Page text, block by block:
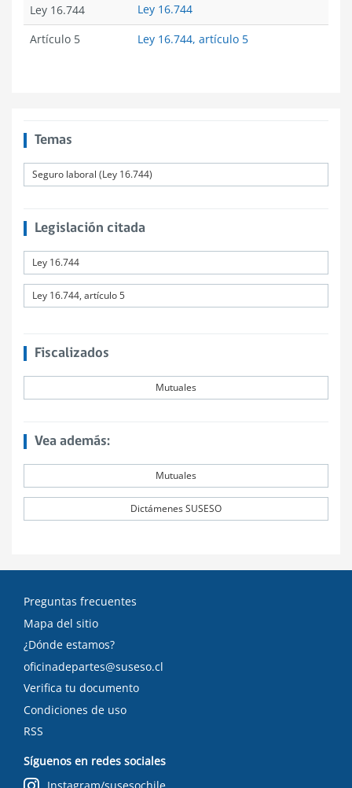
Ley 16.744
Ley 16.744
Artículo 5
Ley 16.744, artículo 5
Temas
Seguro laboral (Ley 16.744)
Legislación citada
Ley 16.744
Ley 16.744, artículo 5
Fiscalizados
Mutuales
Vea además:
Mutuales
Dictámenes SUSESO
Preguntas frecuentes
Mapa del sitio
¿Dónde estamos?
oficinadepartes@suseso.cl
Verifica tu documento
Condiciones de uso
RSS
Síguenos en redes sociales